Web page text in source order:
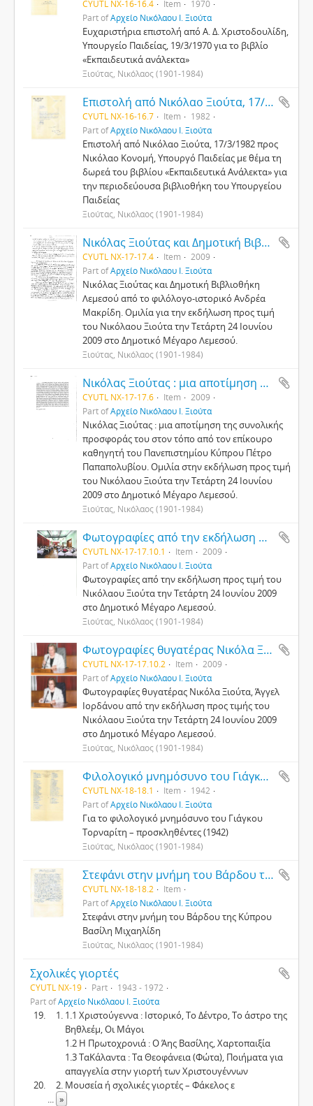
CYUTL NX-16-16.4 Item
1970
Part ofΑρχείο Νικόλαου Ι. Ξιούτα
Ευχαριστήρια επιστολή από Α. Δ. Χριστοδουλίδη,
Υπουργείο Παιδείας, 19/3/1970 για το βιβλίο
«Εκπαιδευτικά ανάλεκτα»
Ξιούτας, Νικόλαος (1901-1984)
Επιστολή από Νικόλαο Ξιούτα, 17/3/1982 προς Νικόλαο Κονομή, Υπουργό Παιδείας με θέμα τη δωρεά του βιβλίου «Εκπαιδευτικά Ανάλεκτα» για την περιοδεύουσα βιβλιοθήκη του Υπουργείου Παιδείας
CYUTL NX-16-16.7 Item
1982
Part ofΑρχείο Νικόλαου Ι. Ξιούτα
Επιστολή από Νικόλαο Ξιούτα, 17/3/1982 προς
Νικόλαο Κονομή, Υπουργό Παιδείας με θέμα τη
δωρεά του βιβλίου «Εκπαιδευτικά Ανάλεκτα» για
την περιοδεύουσα βιβλιοθήκη του Υπουργείου
Παιδείας
Ξιούτας, Νικόλαος (1901-1984)
Νικόλας Ξιούτας και Δημοτική Βιβλιοθήκη Λεμεσού
CYUTL NX-17-17.4 Item
2009
Part ofΑρχείο Νικόλαου Ι. Ξιούτα
Νικόλας Ξιούτας και Δημοτική Βιβλιοθήκη
Λεμεσού από το φιλόλογο-ιστορικό Ανδρέα
Μακρίδη. Ομιλία για την εκδήλωση προς τιμή
του Νικόλαου Ξιούτα την Τετάρτη 24 Ιουνίου
2009 στο Δημοτικό Μέγαρο Λεμεσού.
Ξιούτας, Νικόλαος (1901-1984)
Νικόλας Ξιούτας : μια αποτίμηση της συνολικής προσφοράς του στον τόπο
CYUTL NX-17-17.6 Item
2009
Part ofΑρχείο Νικόλαου Ι. Ξιούτα
Νικόλας Ξιούτας : μια αποτίμηση της συνολικής
προσφοράς του στον τόπο από τον επίκουρο
καθηγητή του Πανεπιστημίου Κύπρου Πέτρο
Παπαπολυβίου. Ομιλία στην εκδήλωση προς τιμή
του Νικόλαου Ξιούτα την Τετάρτη 24 Ιουνίου
2009 στο Δημοτικό Μέγαρο Λεμεσού.
Ξιούτας, Νικόλαος (1901-1984)
Φωτογραφίες από την εκδήλωση προς τιμή του Νικόλαου Ξιούτα την Τετάρτη 24 Ιουνίου 2009 στο Δημοτικό Μέγαρο Λεμεσού
CYUTL NX-17-17.10.1 Item
2009
Part ofΑρχείο Νικόλαου Ι. Ξιούτα
Φωτογραφίες από την εκδήλωση προς τιμή του
Νικόλαου Ξιούτα την Τετάρτη 24 Ιουνίου 2009
στο Δημοτικό Μέγαρο Λεμεσού.
Ξιούτας, Νικόλαος (1901-1984)
Φωτογραφίες θυγατέρας Νικόλα Ξιούτα, Άγγελ Ιορδάνου
CYUTL NX-17-17.10.2 Item
2009
Part ofΑρχείο Νικόλαου Ι. Ξιούτα
Φωτογραφίες θυγατέρας Νικόλα Ξιούτα, Άγγελ
Ιορδάνου από την εκδήλωση προς τιμής του
Νικόλαου Ξιούτα την Τετάρτη 24 Ιουνίου 2009
στο Δημοτικό Μέγαρο Λεμεσού.
Ξιούτας, Νικόλαος (1901-1984)
Φιλολογικό μνημόσυνο του Γιάγκου Τορναρίτη
CYUTL NX-18-18.1 Item
1942
Part ofΑρχείο Νικόλαου Ι. Ξιούτα
Για το φιλολογικό μνημόσυνο του Γιάγκου
Τορναρίτη – προσκληθέντες (1942)
Ξιούτας, Νικόλαος (1901-1984)
Στεφάνι στην μνήμη του Βάρδου της Κύπρου Βασίλη Μιχαηλίδη
CYUTL NX-18-18.2
Item
Part ofΑρχείο Νικόλαου Ι. Ξιούτα
Στεφάνι στην μνήμη του Βάρδου της Κύπρου
Βασίλη Μιχαηλίδη
Ξιούτας, Νικόλαος (1901-1984)
Σχολικές γιορτές
CYUTL NX-19 Part
1943 - 1972
Part ofΑρχείο Νικόλαου Ι. Ξιούτα
1.1 Χριστούγεννα : Ιστορικό, Το Δέντρο, Το άστρο της
Βηθλεέμ, Οι Μάγοι
1.2 Η Πρωτοχρονιά : Ο Άης Βασίλης, Χαρτοπαιξία
1.3 ΤαΚάλαντα : Τα Θεοφάνεια (Φώτα), Ποιήματα για
απαγγελία στην γιορτή των Χριστουγέννων
Μουσεία ή σχολικές γιορτές – Φάκελος ε
... »